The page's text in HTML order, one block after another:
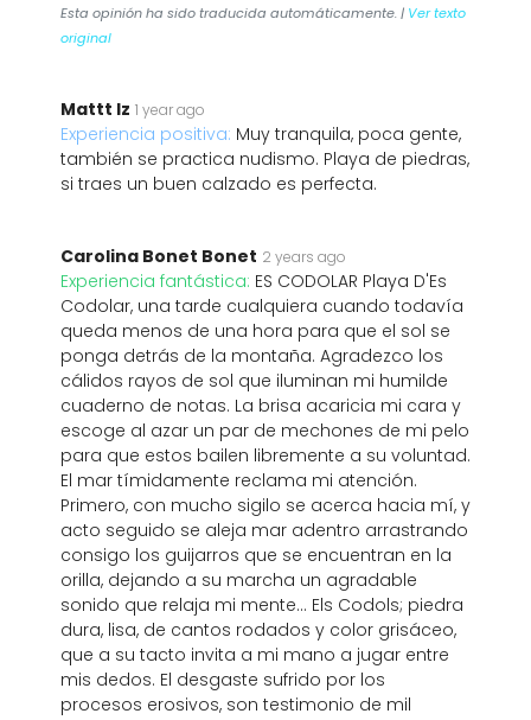
Esta opinión ha sido traducida automáticamente. | Ver texto
original
Mattt Iz 1 year ago
Experiencia positiva: Muy tranquila, poca gente,
también se practica nudismo. Playa de piedras,
si traes un buen calzado es perfecta.
Carolina Bonet Bonet 2 years ago
Experiencia fantástica: ES CODOLAR Playa D'Es
Codolar, una tarde cualquiera cuando todavía
queda menos de una hora para que el sol se
ponga detrás de la montaña. Agradezco los
cálidos rayos de sol que iluminan mi humilde
cuaderno de notas. La brisa acaricia mi cara y
escoge al azar un par de mechones de mi pelo
para que estos bailen libremente a su voluntad.
El mar tímidamente reclama mi atención.
Primero, con mucho sigilo se acerca hacia mí, y
acto seguido se aleja mar adentro arrastrando
consigo los guijarros que se encuentran en la
orilla, dejando a su marcha un agradable
sonido que relaja mi mente... Els Codols; piedra
dura, lisa, de cantos rodados y color grisáceo,
que a su tacto invita a mi mano a jugar entre
mis dedos. El desgaste sufrido por los
procesos erosivos, son testimonio de mil